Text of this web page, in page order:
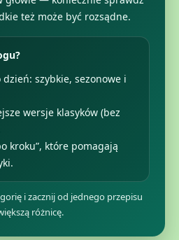
też może być rozsądne.
szybkie, sezonowe i
wersje klasyków (bez
kroku”, które pomagają
i zacznij od jednego przepisu
różnicę.